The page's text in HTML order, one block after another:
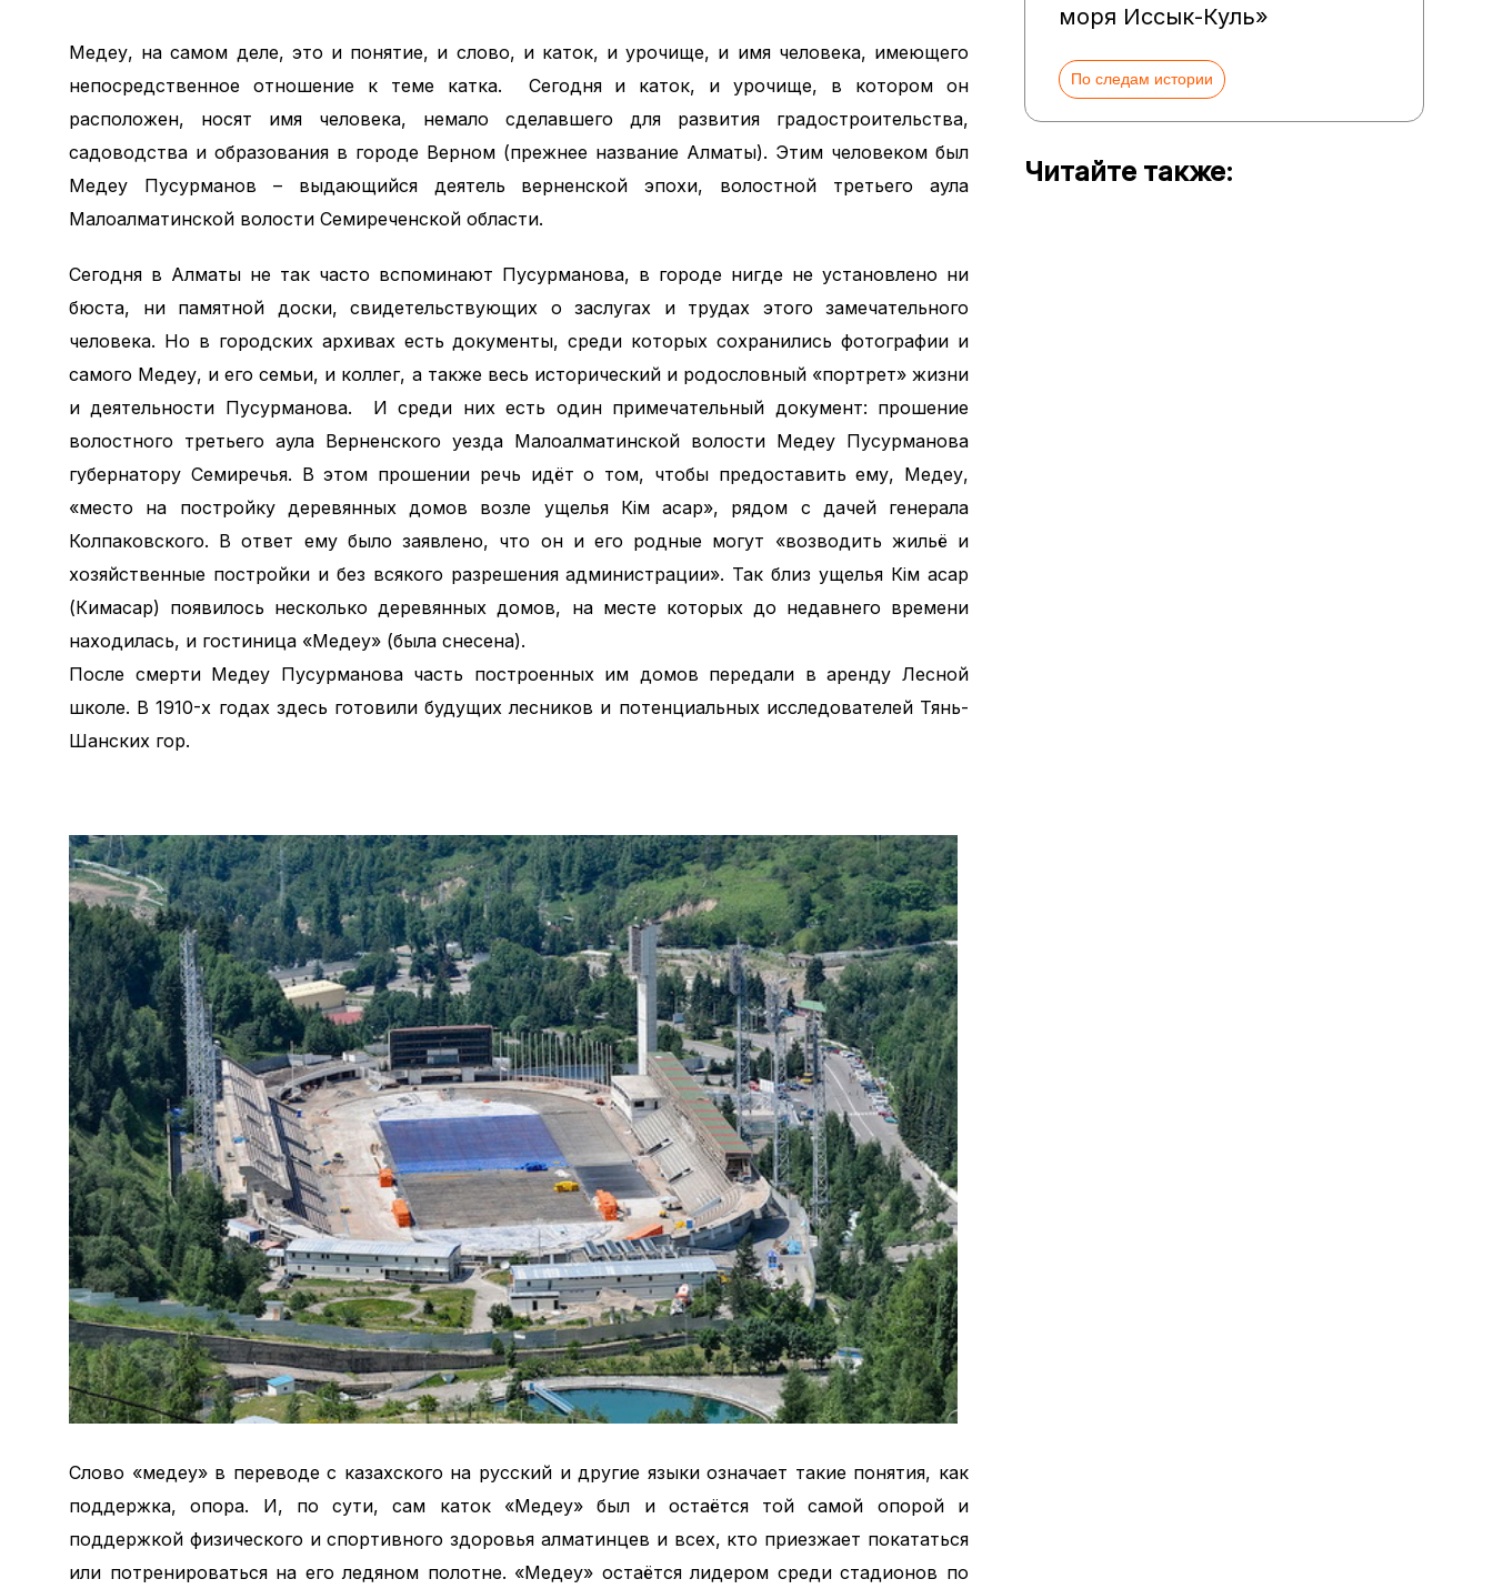
Медеу, на самом деле, это и понятие, и слово, и каток, и урочище, и имя человека, имеющего
непосредственное отношение к теме катка. Сегодня и каток, и урочище, в котором он
расположен, носят имя человека, немало сделавшего для развития градостроительства,
садоводства и образования в городе Верном (прежнее название Алматы). Этим человеком был
Медеу Пусурманов – выдающийся деятель верненской эпохи, волостной третьего аула
Малоалматинской волости Семиреченской области.
Сегодня в Алматы не так часто вспоминают Пусурманова, в городе нигде не установлено ни
бюста, ни памятной доски, свидетельствующих о заслугах и трудах этого замечательного
человека. Но в городских архивах есть документы, среди которых сохранились фотографии и
самого Медеу, и его семьи, и коллег, а также весь исторический и родословный «портрет» жизни
и деятельности Пусурманова. И среди них есть один примечательный документ: прошение
волостного третьего аула Верненского уезда Малоалматинской волости Медеу Пусурманова
губернатору Семиречья. В этом прошении речь идёт о том, чтобы предоставить ему, Медеу,
«место на постройку деревянных домов возле ущелья Кiм асар», рядом с дачей генерала
Колпаковского. В ответ ему было заявлено, что он и его родные могут «возводить жильё и
хозяйственные постройки и без всякого разрешения администрации». Так близ ущелья Кiм асар
(Кимасар) появилось несколько деревянных домов, на месте которых до недавнего времени
находилась, и гостиница «Медеу» (была снесена).
После смерти Медеу Пусурманова часть построенных им домов передали в аренду Лесной
школе. В 1910-х годах здесь готовили будущих лесников и потенциальных исследователей Тянь-
Шанских гор.
Слово «медеу» в переводе с казахского на русский и другие языки означает такие понятия, как
поддержка, опора. И, по сути, сам каток «Медеу» был и остаётся той самой опорой и
поддержкой физического и спортивного здоровья алматинцев и всех, кто приезжает покататься
или потренироваться на его ледяном полотне. «Медеу» остаётся лидером среди стадионов по
моря Иссык-Куль»
По следам истории
Читайте также: